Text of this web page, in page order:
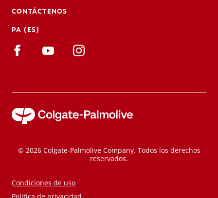
CONTÁCTENOS
PA (ES)
© 2026 Colgate-Palmolive Company. Todos los derechos
reservados.
Condiciones de uso